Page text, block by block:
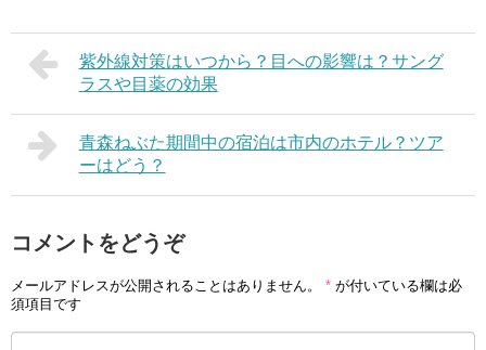
紫外線対策はいつから？目への影響は？サング
ラスや目薬の効果
青森ねぶた期間中の宿泊は市内のホテル？ツア
ーはどう？
コメントをどうぞ
メールアドレスが公開されることはありません。 * が付いている欄は必
須項目です